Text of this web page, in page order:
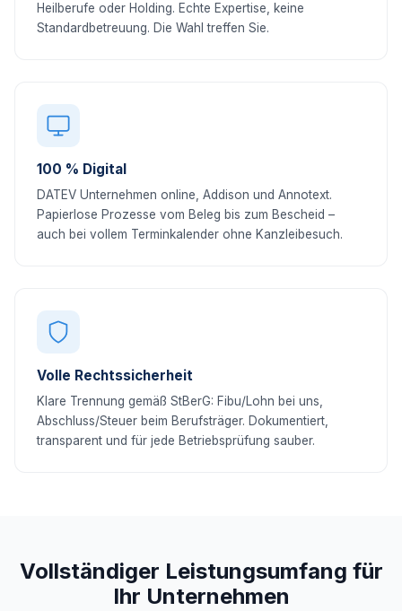
Heilberufe oder Holding. Echte Expertise, keine
Standardbetreuung. Die Wahl treffen Sie.
100 % Digital
DATEV Unternehmen online, Addison und Annotext.
Papierlose Prozesse vom Beleg bis zum Bescheid –
auch bei vollem Terminkalender ohne Kanzleibesuch.
Volle Rechtssicherheit
Klare Trennung gemäß StBerG: Fibu/Lohn bei uns,
Abschluss/Steuer beim Berufsträger. Dokumentiert,
transparent und für jede Betriebsprüfung sauber.
Vollständiger Leistungsumfang für
Ihr Unternehmen